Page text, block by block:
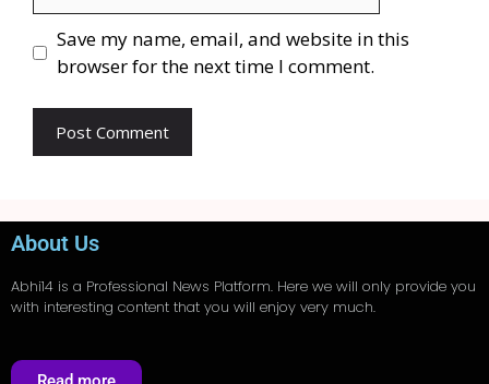
Save my name, email, and website in this
browser for the next time I comment.
About Us
Abhi14 is a Professional News Platform. Here we will only provide you
with interesting content that you will enjoy very much.